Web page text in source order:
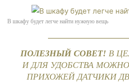
В шкафу будет легче найти нужную вещь
ПОЛЕЗНЫЙ СОВЕТ! В
И ДЛЯ УДОБСТВА
ПРИХОЖЕЙ ДАТЧИКИ